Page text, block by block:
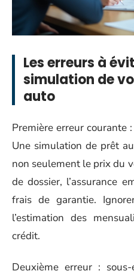
Les erreurs à
simulation de
auto
Première erreur courante
Une simulation de prêt
non seulement le prix du
de dossier, l’assurance
frais de garantie.
l’estimation des
crédit.
Deuxième erreur :